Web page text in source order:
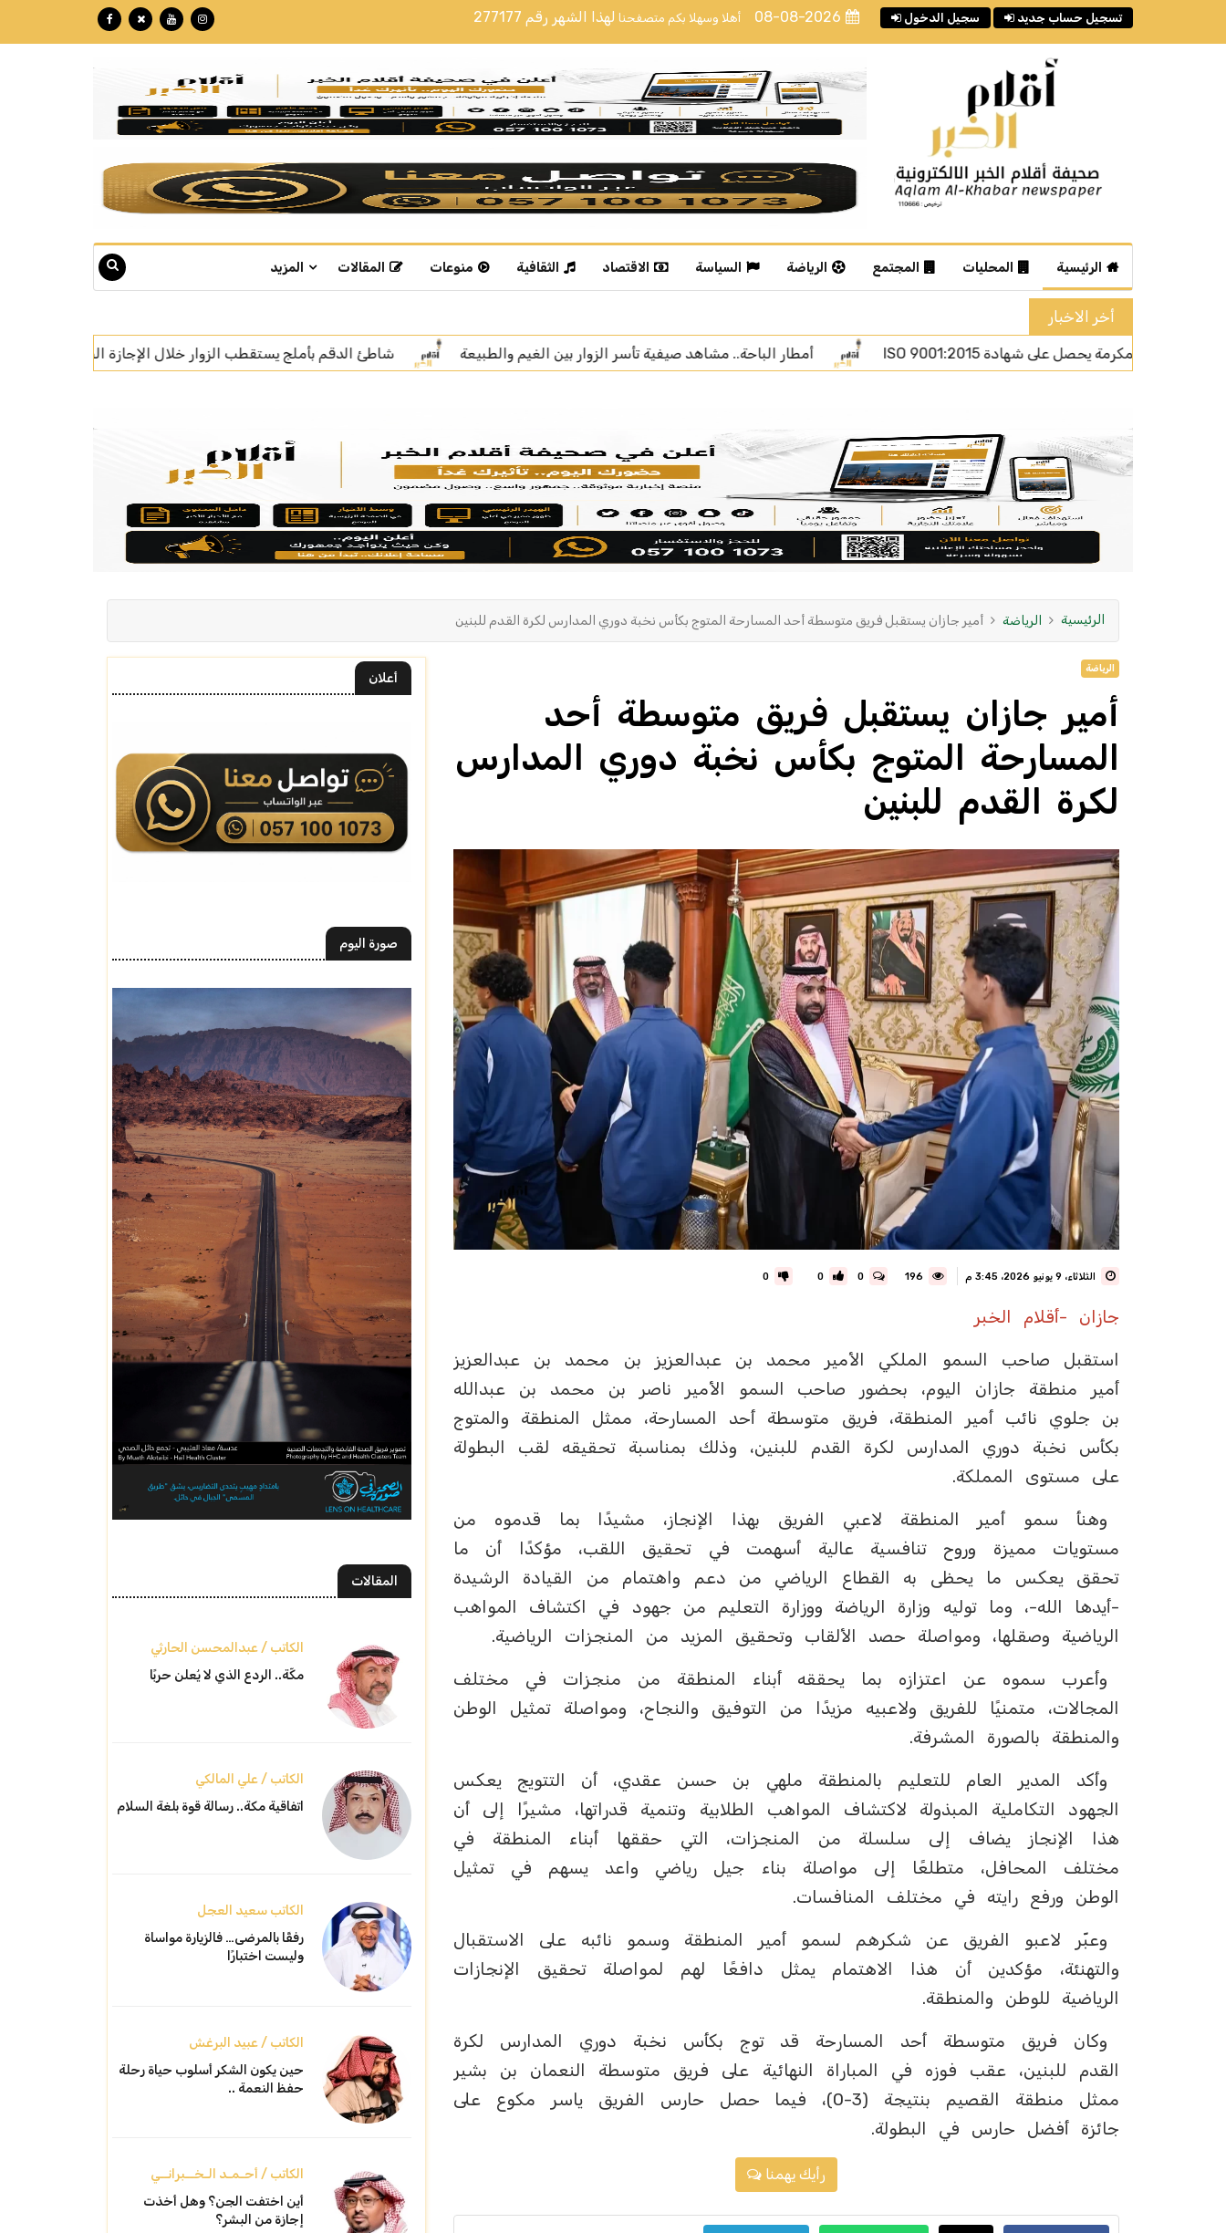
أهلا وسهلا بكم متصفحنا لهذا الشهر رقم 277177 08-08-2026 سجيل الدخول تسجيل حساب جديد
الرئيسية المحليات المجتمع الرياضة السياسة الاقتصاد الثقافية منوعات المقالات المزيد
أخر الاخبار
أمطار الباحة.. مشاهد صيفية تأسر الزوار بين الغيم والطبيعة شاطئ الدقم بأملج يستقطب الزوار خلال الإجازة الصيفية صقار نمساوي: المزاد الدولي لمزارع إنتاج
الرئيسية الرياضة أمير جازان يستقبل فريق متوسطة أحد المسارحة المتوج بكأس نخبة دوري المدارس لكرة القدم للبنين
الرياضة
أمير جازان يستقبل فريق متوسطة أحد
المسارحة المتوج بكأس نخبة دوري المدارس
لكرة القدم للبنين
الثلاثاء، 9 يونيو 2026، 3:45 م 0
0
0
جازان -أقلام الخبر
استقبل صاحب السمو الملكي الأمير محمد بن عبدالعزيز بن محمد بن عبدالعزيز
أمير منطقة جازان اليوم، بحضور صاحب السمو الأمير ناصر بن محمد بن عبدالله
بن جلوي نائب أمير المنطقة، فريق متوسطة أحد المسارحة، ممثل المنطقة والمتوج
بكأس نخبة دوري المدارس لكرة القدم للبنين، وذلك بمناسبة تحقيقه لقب البطولة
على مستوى المملكة.
وهنأ سمو أمير المنطقة لاعبي الفريق بهذا الإنجاز، مشيدًا بما قدموه من
مستويات مميزة وروح تنافسية عالية أسهمت في تحقيق اللقب، مؤكدًا أن ما
تحقق يعكس ما يحظى به القطاع الرياضي من دعم واهتمام من القيادة الرشيدة
-أيدها الله-، وما توليه وزارة الرياضة ووزارة التعليم من جهود في اكتشاف المواهب
الرياضية وصقلها، ومواصلة حصد الألقاب وتحقيق المزيد من المنجزات الرياضية.
وأعرب سموه عن اعتزازه بما يحققه أبناء المنطقة من منجزات في مختلف
المجالات، متمنيًا للفريق ولاعبيه مزيدًا من التوفيق والنجاح، ومواصلة تمثيل الوطن
والمنطقة بالصورة المشرفة.
وأكد المدير العام للتعليم بالمنطقة ملهي بن حسن عقدي، أن التتويج يعكس
الجهود التكاملية المبذولة لاكتشاف المواهب الطلابية وتنمية قدراتها، مشيرًا إلى أن
هذا الإنجاز يضاف إلى سلسلة من المنجزات، التي حققها أبناء المنطقة في
مختلف المحافل، متطلعًا إلى مواصلة بناء جيل رياضي واعد يسهم في تمثيل
الوطن ورفع رايته في مختلف المنافسات.
وعبّر لاعبو الفريق عن شكرهم لسمو أمير المنطقة وسمو نائبه على الاستقبال
والتهنئة، مؤكدين أن هذا الاهتمام يمثل دافعًا لهم لمواصلة تحقيق الإنجازات
الرياضية للوطن والمنطقة.
وكان فريق متوسطة أحد المسارحة قد توج بكأس نخبة دوري المدارس لكرة
القدم للبنين، عقب فوزه في المباراة النهائية على فريق متوسطة النعمان بن بشير
ممثل منطقة القصيم بنتيجة (3-0)، فيما حصل حارس الفريق ياسر مكوع على
جائزة أفضل حارس في البطولة.
رأيك يهمنا
أعلان
صورة اليوم
المقالات
الكاتب / عبدالمحسن الحارثي
مكّة.. الردع الذي لا يُعلن حربًا
الكاتب / علي المالكي
اتفاقية مكة.. رسالة قوة بلغة السلام
الكاتب سعيد العجل
رفقًا بالمرضى… فالزيارة مواساة
وليست اختبارًا
الكاتب / عبيد البرغش
حين يكون الشكر أسلوب حياة رحلة
حفظ النعمة ..
الكاتب / أحـمـد الـخــبرانــي
أين اختفت الجن؟ وهل أخذت
إجازة من البشر؟